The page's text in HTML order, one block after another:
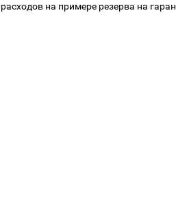
на примере резерва на